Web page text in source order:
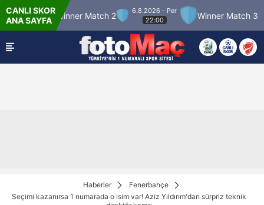
CANLI SKOR
ANA SAYFA
Winner Match 2
6.8.2026 - Per
22:00
Winner Match 3
Haberler
Fenerbahçe
Seçimi kazanırsa 1 numarada o isim var! Aziz Yıldırım'dan sürpriz teknik